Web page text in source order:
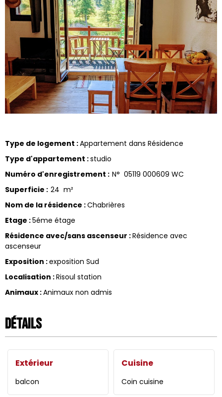
Type de logement :Appartement dans Résidence
Type d'appartement :studio
Numéro d'enregistrement : N° 05119 000609 WC
Superficie : 24 m²
Nom de la résidence :Chabrières
Etage :5éme étage
Résidence avec/sans ascenseur :Résidence avec
ascenseur
Exposition :exposition Sud
Localisation :Risoul station
Animaux :Animaux non admis
Détails
Extérieur
balcon
Cuisine
Coin cuisine